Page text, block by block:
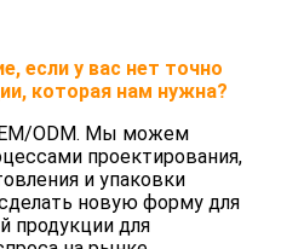
если у вас нет точно
которая нам нужна?
ODM. Мы можем
проектирования,
и упаковки
новую форму для
продукции для